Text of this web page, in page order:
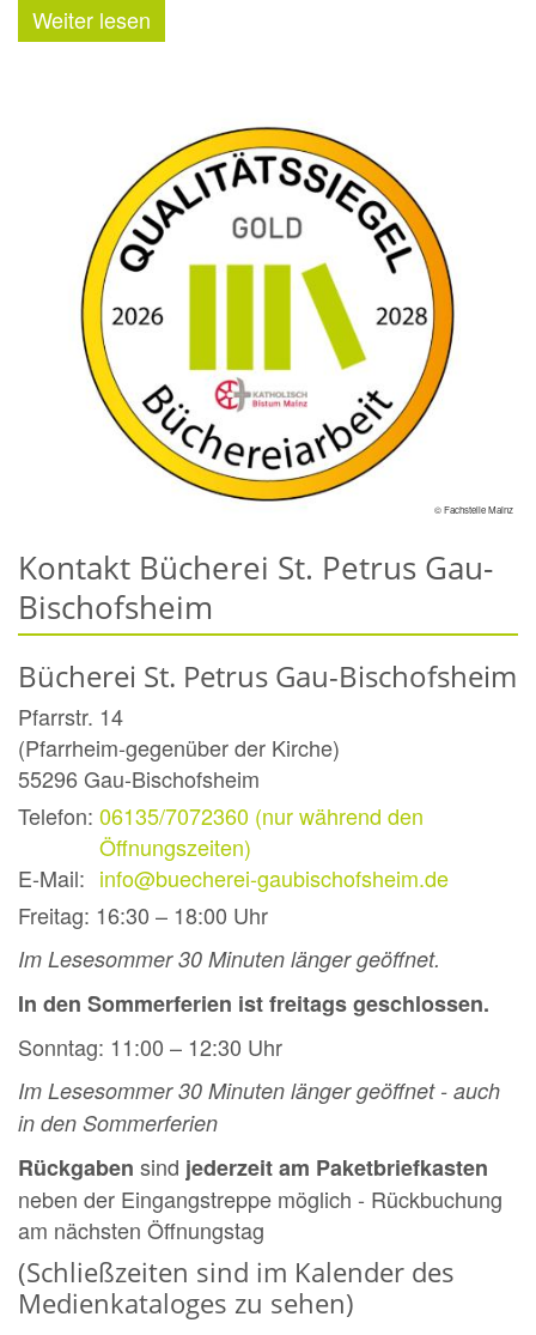
Weiter lesen
© Fachstelle Mainz
Kontakt Bücherei St. Petrus Gau-
Bischofsheim
Bücherei St. Petrus Gau-Bischofsheim
Pfarrstr. 14
(Pfarrheim-gegenüber der Kirche)
55296Gau-Bischofsheim
Telefon: 06135/7072360 (nur während den
Öffnungszeiten)
E-Mail: info@buecherei-gaubischofsheim.de
Freitag: 16:30 – 18:00 Uhr
Im Lesesommer 30 Minuten länger geöffnet.
In den Sommerferien ist freitags geschlossen.
Sonntag: 11:00 – 12:30 Uhr
Im Lesesommer 30 Minuten länger geöffnet - auch
in den Sommerferien
Rückgaben sind jederzeit am Paketbriefkasten
neben der Eingangstreppe möglich - Rückbuchung
am nächsten Öffnungstag
(Schließzeiten sind im Kalender des
Medienkataloges zu sehen)